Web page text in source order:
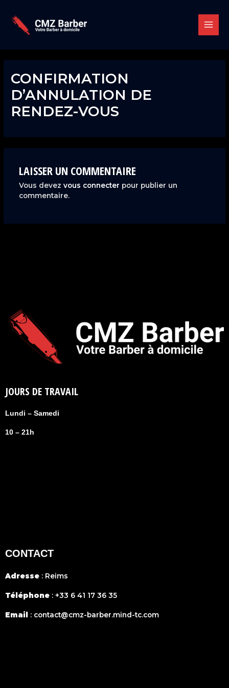
contenu
MENU
CONFIRMATION
D’ANNULATION DE
RENDEZ-VOUS
LAISSER UN COMMENTAIRE
Vous devez vous connecter pour publier un
commentaire.
JOURS DE TRAVAIL
Lundi – Samedi
10 – 21h
CONTACT
Adresse : Reims
Téléphone : +33 6 41 17 36 35
Email : contact@cmz-barber.mind-tc.com